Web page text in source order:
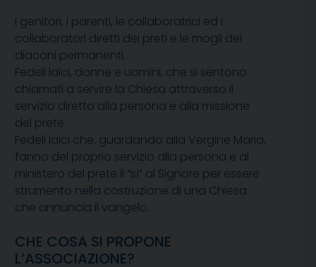
I genitori, i parenti, le collaboratrici ed i
collaboratori diretti dei preti e le mogli dei
diaconi permanenti.
Fedeli laici, donne e uomini, che si sentono
chiamati a servire la Chiesa attraverso il
servizio diretto alla persona e alla missione
del prete.
Fedeli laici che, guardando alla Vergine Maria,
fanno del proprio servizio alla persona e al
ministero del prete il “sì” al Signore per essere
strumento nella costruzione di una Chiesa
che annuncia il vangelo.
CHE COSA SI PROPONE
L’ASSOCIAZIONE?